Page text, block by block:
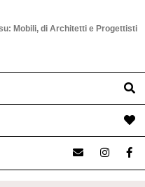
Mobili, di Architetti e Progettisti